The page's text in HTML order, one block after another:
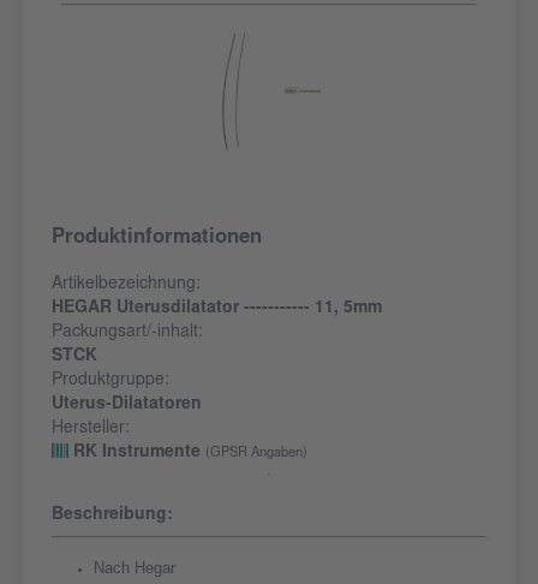
Produktinformationen
Artikelbezeichnung:
HEGAR Uterusdilatator ----------- 11, 5mm
Packungsart/-inhalt:
STCK
Produktgruppe:
Uterus-Dilatatoren
Hersteller:
RK Instrumente
(GPSR Angaben)
Beschreibung:
Nach Hegar